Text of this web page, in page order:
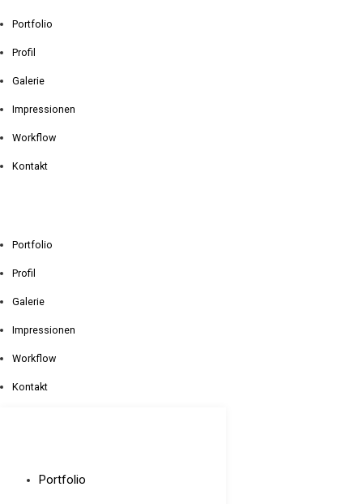
Portfolio
Profil
Galerie
Impressionen
Workflow
Kontakt
Portfolio
Profil
Galerie
Impressionen
Workflow
Kontakt
Portfolio